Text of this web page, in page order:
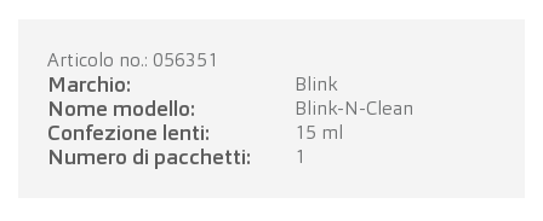
Articolo no.: 056351
Marchio: Blink
Nome modello: Blink-N-Clean
Confezione lenti: 15 ml
Numero di pacchetti: 1